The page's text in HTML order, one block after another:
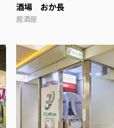
酒場 おか長
居酒屋